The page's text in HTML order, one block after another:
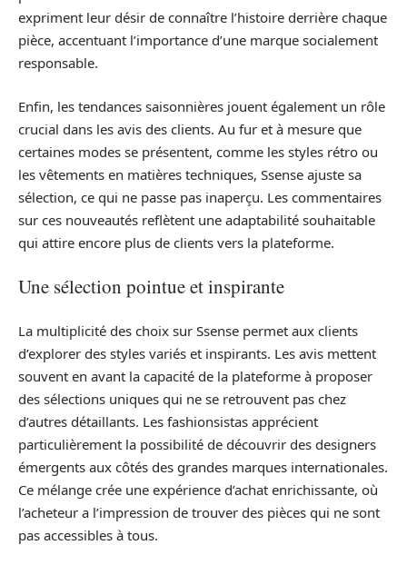
expriment leur désir de connaître l’histoire derrière chaque
pièce, accentuant l’importance d’une marque socialement
responsable.
Enfin, les tendances saisonnières jouent également un rôle
crucial dans les avis des clients. Au fur et à mesure que
certaines modes se présentent, comme les styles rétro ou
les vêtements en matières techniques, Ssense ajuste sa
sélection, ce qui ne passe pas inaperçu. Les commentaires
sur ces nouveautés reflètent une adaptabilité souhaitable
qui attire encore plus de clients vers la plateforme.
Une sélection pointue et inspirante
La multiplicité des choix sur Ssense permet aux clients
d’explorer des styles variés et inspirants. Les avis mettent
souvent en avant la capacité de la plateforme à proposer
des sélections uniques qui ne se retrouvent pas chez
d’autres détaillants. Les fashionsistas apprécient
particulièrement la possibilité de découvrir des designers
émergents aux côtés des grandes marques internationales.
Ce mélange crée une expérience d’achat enrichissante, où
l’acheteur a l’impression de trouver des pièces qui ne sont
pas accessibles à tous.